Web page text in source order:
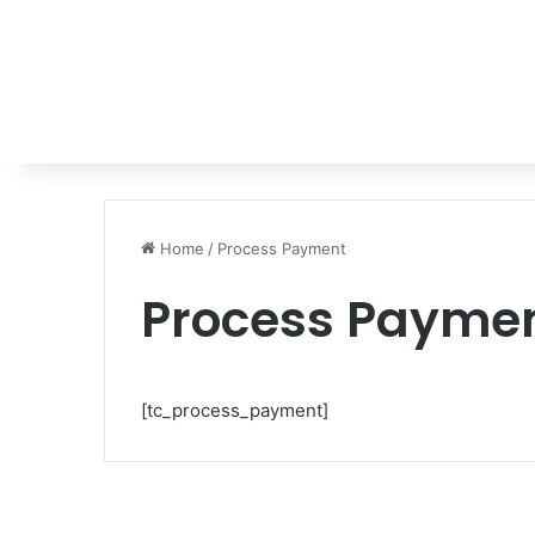
Home / Process Payment
Process
[tc_process_payment]